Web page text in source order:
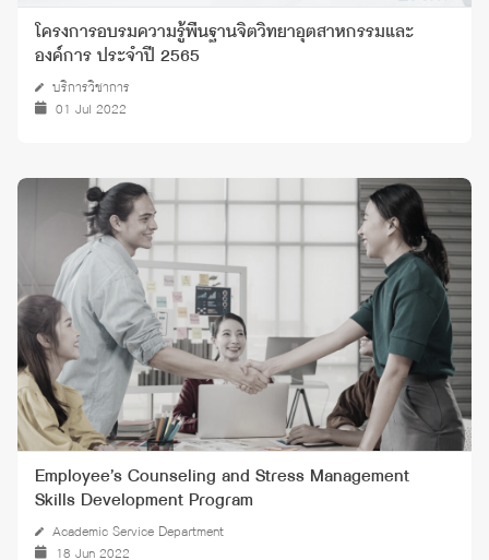
โครงการอบรมความรู้พื้นฐานจิตวิทยาอุตสาหกรรมและ
องค์การ ประจำปี 2565
บริการวิชาการ
01 Jul 2022
Employee’s Counseling and Stress Management
Skills Development Program
Academic Service Department
18 Jun 2022